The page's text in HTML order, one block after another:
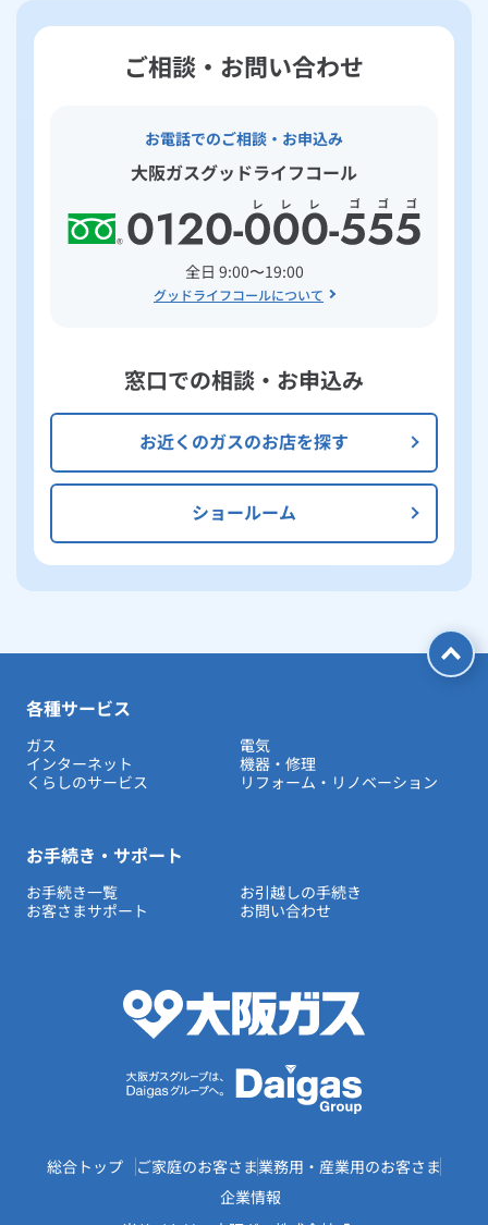
ご相談・お問い合わせ
お電話でのご相談・お申込み
大阪ガスグッドライフコール
全日 9:00〜19:00
グッドライフコールについて
窓口での相談・お申込み
お近くのガスのお店を探す
ショールーム
各種サービス
ガス
電気
インターネット
機器・修理
くらしのサービス
リフォーム・リノベーション
お手続き・サポート
お手続き一覧
お引越しの手続き
お客さまサポート
お問い合わせ
総合トップ ご家庭のお客さま業務用・産業用のお客さま
企業情報